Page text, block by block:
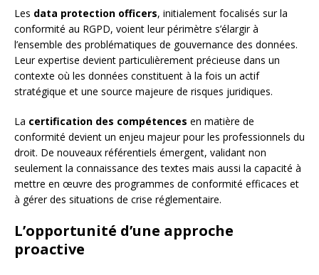
Les data protection officers, initialement focalisés sur la
conformité au RGPD, voient leur périmètre s’élargir à
l’ensemble des problématiques de gouvernance des données.
Leur expertise devient particulièrement précieuse dans un
contexte où les données constituent à la fois un actif
stratégique et une source majeure de risques juridiques.
La certification des compétences en matière de
conformité devient un enjeu majeur pour les professionnels du
droit. De nouveaux référentiels émergent, validant non
seulement la connaissance des textes mais aussi la capacité à
mettre en œuvre des programmes de conformité efficaces et
à gérer des situations de crise réglementaire.
L’opportunité d’une approche
proactive